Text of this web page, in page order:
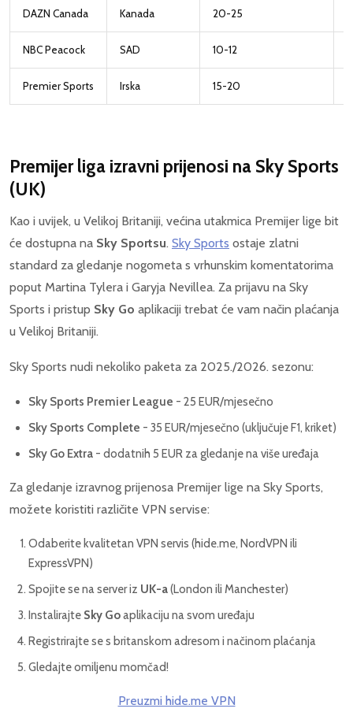
DAZN Canada Kanada 20-25
NBC Peacock SAD 10-12
Premier Sports Irska 15-20
Premijer liga izravni prijenosi na Sky Sports
(UK)
Kao i uvijek, u Velikoj Britaniji, većina utakmica Premijer lige bit
će dostupna na Sky Sportsu. Sky Sports ostaje zlatni
standard za gledanje nogometa s vrhunskim komentatorima
poput Martina Tylera i Garyja Nevillea. Za prijavu na Sky
Sports i pristup Sky Go aplikaciji trebat će vam način plaćanja
u Velikoj Britaniji.
Sky Sports nudi nekoliko paketa za 2025./2026. sezonu:
Sky Sports Premier League - 25 EUR/mjesečno
Sky Sports Complete - 35 EUR/mjesečno (uključuje F1, kriket)
Sky Go Extra - dodatnih 5 EUR za gledanje na više uređaja
Za gledanje izravnog prijenosa Premijer lige na Sky Sports,
možete koristiti različite VPN servise:
Odaberite kvalitetan VPN servis (hide.me, NordVPN ili
ExpressVPN)
Spojite se na server iz UK-a(London ili Manchester)
Instalirajte Sky Goaplikaciju na svom uređaju
Registrirajte se s britanskom adresom i načinom plaćanja
Gledajte omiljenu momčad!
Preuzmi hide.me VPN